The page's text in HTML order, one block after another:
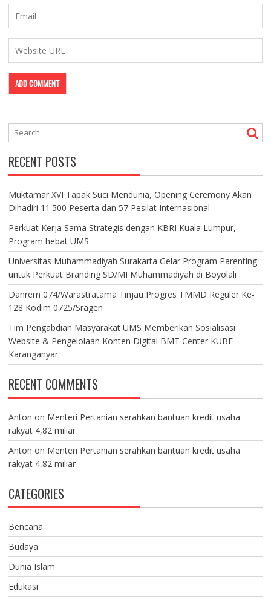
RECENT POSTS
Muktamar XVI Tapak Suci Mendunia, Opening Ceremony Akan
Dihadiri 11.500 Peserta dan 57 Pesilat Internasional
Perkuat Kerja Sama Strategis dengan KBRI Kuala Lumpur,
Program hebat UMS
Universitas Muhammadiyah Surakarta Gelar Program Parenting
untuk Perkuat Branding SD/MI Muhammadiyah di Boyolali
Danrem 074/Warastratama Tinjau Progres TMMD Reguler Ke-
128 Kodim 0725/Sragen
Tim Pengabdian Masyarakat UMS Memberikan Sosialisasi
Website & Pengelolaan Konten Digital BMT Center KUBE
Karanganyar
RECENT COMMENTS
Anton on Menteri Pertanian serahkan bantuan kredit usaha
rakyat 4,82 miliar
Anton on Menteri Pertanian serahkan bantuan kredit usaha
rakyat 4,82 miliar
CATEGORIES
Bencana
Budaya
Dunia Islam
Edukasi